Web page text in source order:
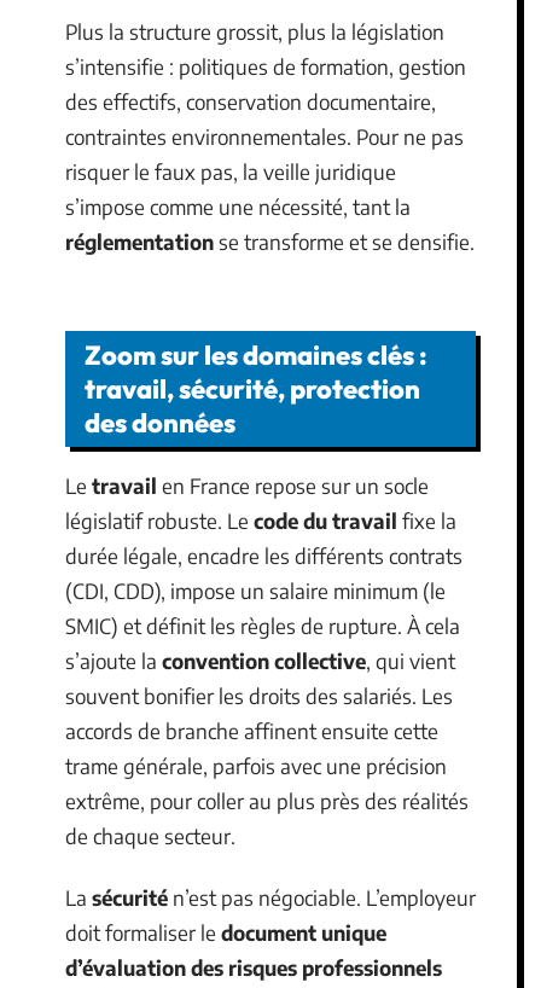
Plus la structure grossit, plus la législation
s’intensifie : politiques de formation, gestion
des effectifs, conservation documentaire,
contraintes environnementales. Pour ne pas
risquer le faux pas, la veille juridique
s’impose comme une nécessité, tant la
réglementationse transforme et se densifie.
Zoom sur les domaines clés :
travail, sécurité, protection
des données
Le travail en France repose sur un socle
législatif robuste. Le code du travail fixe la
durée légale, encadre les différents contrats
(CDI, CDD), impose un salaire minimum (le
SMIC) et définit les règles de rupture. À cela
s’ajoute la convention collective, qui vient
souvent bonifier les droits des salariés. Les
accords de branche affinent ensuite cette
trame générale, parfois avec une précision
extrême, pour coller au plus près des réalités
de chaque secteur.
La sécurité n’est pas négociable. L’employeur
doit formaliser le document unique
d’évaluation des risques professionnels